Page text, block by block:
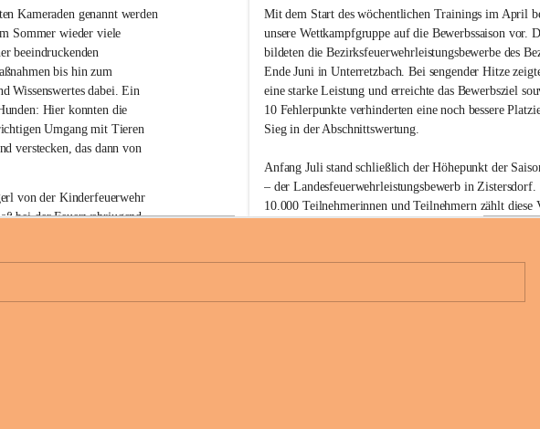
Kameraden genannt werden
Sommer wieder viele
beeindruckenden
bis hin zum
Wissenswertes dabei. Ein
Hier konnten die
Umgang mit Tieren
verstecken, das dann von
von der Kinderfeuerwehr
bei der Feuerwehrjugend
Juni bildete für unsere
Eis für eine willkommene
i
i
l
l
i
g
e
u
e
r
w
l
Mit dem Start des wöchentlichen Trainings im April
unsere Wettkampfgruppe auf die Bewerbssaison vor.
bildeten die Bezirksfeuerwehrleistungsbewerbe des
Ende Juni in Unterretzbach. Bei sengender Hitze
eine starke Leistung und erreichte das Bewerbsziel
10 Fehlerpunkte verhinderten eine noch bessere
Sieg in der Abschnittswertung.
Anfang Juli stand schließlich der Höhepunkt der
– der Landesfeuerwehrleistungsbewerb in
10.000 Teilnehmerinnen und Teilnehmern zählt diese
diesmal fehlerfrei.
Mit der drittschnellsten Zeit aller teilnehmenden